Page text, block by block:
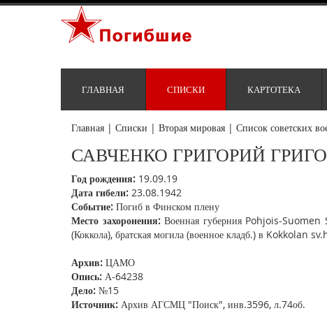
ГЛАВНАЯ СПИСКИ КАРТОТЕКА
Главная | Списки | Вторая мировая | Список советских
САВЧЕНКО ГРИГОРИЙ
Год рождения: 19.09.19
Дата гибели: 23.08.1942
Событие: Погиб в Финском плену
Место захоронения:Военная губерния Pohjois-Suomen
(Коккола), братская могила (военное кладб.) в Kokkolan
Архив: ЦАМО
Опись: А-64238
Дело: №15
Источник: Архив АГСМЦ "Поиск", инв.3596, л.74об.